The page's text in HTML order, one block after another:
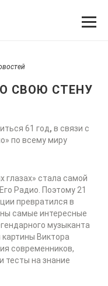
СВОЮ СТЕНУ
61 год, в связи с
по всему миру
глазах» стала самой
Радио. Поэтому 21
превратился в
самые интересные
музыканта
Виктора
современников,
тесты на знание